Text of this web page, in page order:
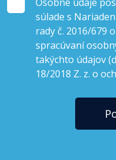
súlade s
rady č. 2016/679
spracúvaní
takýchto údajov
18/2018 Z. z. o